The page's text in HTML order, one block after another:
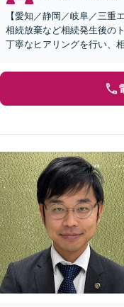
【愛知／静岡／岐阜／三重
相続放棄など相続発生後の
丁寧なヒアリングを行い、